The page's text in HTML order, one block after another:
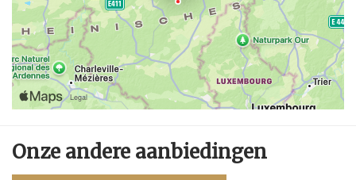
Onze andere aanbiedingen